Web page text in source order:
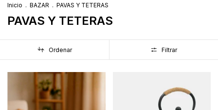
Inicio . BAZAR . PAVAS Y TETERAS
PAVAS Y TETERAS
Ordenar Filtrar